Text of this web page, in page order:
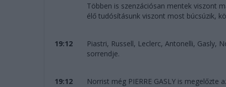
Többen is szenzációsan mentek viszont
élő tudósításunk viszont most búcsúzik,
19:12
Piastri, Russell, Leclerc, Antonelli, Gasly,
sorrendje.
19:12 Norrist még PIERRE GASLY is megelőzte